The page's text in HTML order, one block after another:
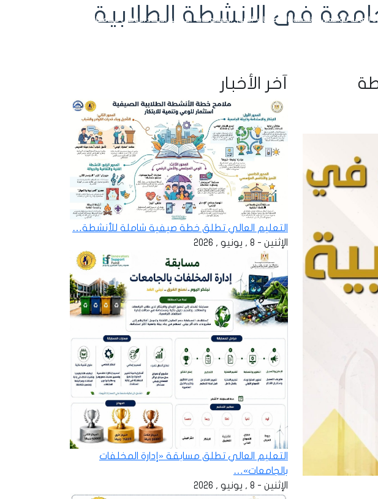
العامة للوافدين الأنشطة الإحصائيات الصور الفيديوهات التقارير الاتحاد الرياضي للجامعات
فى الانشطة الطلابية
آخر الأخبار
التعليم العالي تطلق خطة صيفية شاملة للأنشطة…
الإثنين - 8 , يونيو , 2026
التعليم العالي تطلق مسابقة «إدارة المخلفات
بالجامعات»…
الإثنين - 8 , يونيو , 2026